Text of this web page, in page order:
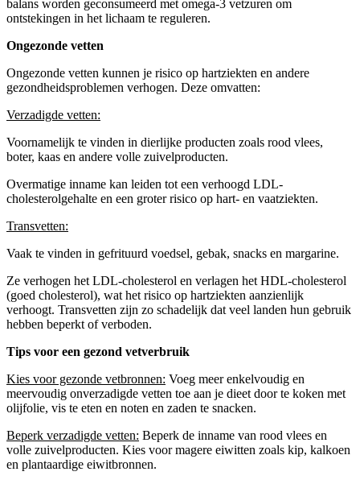
balans worden geconsumeerd met omega-3 vetzuren om
ontstekingen in het lichaam te reguleren.
Ongezonde vetten
Ongezonde vetten kunnen je risico op hartziekten en andere
gezondheidsproblemen verhogen. Deze omvatten:
Verzadigde vetten:
Voornamelijk te vinden in dierlijke producten zoals rood vlees,
boter, kaas en andere volle zuivelproducten.
Overmatige inname kan leiden tot een verhoogd LDL-
cholesterolgehalte en een groter risico op hart- en vaatziekten.
Transvetten:
Vaak te vinden in gefrituurd voedsel, gebak, snacks en margarine.
Ze verhogen het LDL-cholesterol en verlagen het HDL-cholesterol
(goed cholesterol), wat het risico op hartziekten aanzienlijk
verhoogt. Transvetten zijn zo schadelijk dat veel landen hun gebruik
hebben beperkt of verboden.
Tips voor een gezond vetverbruik
Kies voor gezonde vetbronnen: Voeg meer enkelvoudig en
meervoudig onverzadigde vetten toe aan je dieet door te koken met
olijfolie, vis te eten en noten en zaden te snacken.
Beperk verzadigde vetten: Beperk de inname van rood vlees en
volle zuivelproducten. Kies voor magere eiwitten zoals kip, kalkoen
en plantaardige eiwitbronnen.